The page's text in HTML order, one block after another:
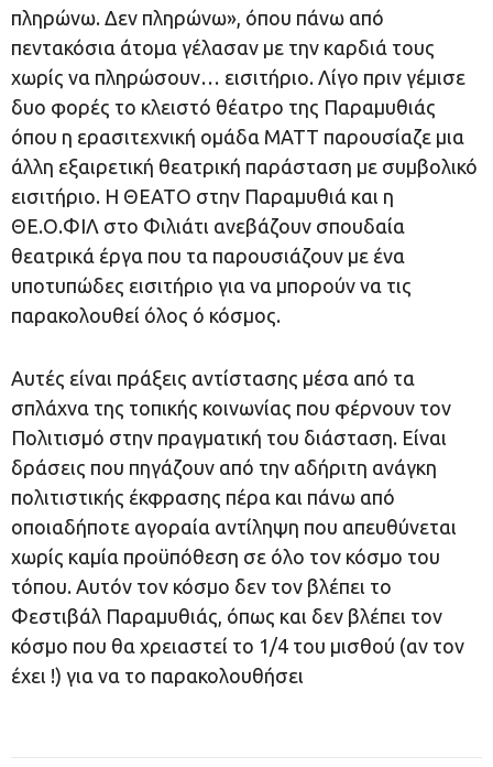
πληρώνω. Δεν πληρώνω», όπου πάνω από
πεντακόσια άτομα γέλασαν με την καρδιά τους
χωρίς να πληρώσουν… εισιτήριο. Λίγο πριν γέμισε
δυο φορές το κλειστό θέατρο της Παραμυθιάς
όπου η ερασιτεχνική ομάδα ΜΑΤΤ παρουσίαζε μια
άλλη εξαιρετική θεατρική παράσταση με συμβολικό
εισιτήριο. Η ΘΕΑΤΟ στην Παραμυθιά και η
ΘΕ.Ο.ΦΙΛ στο Φιλιάτι ανεβάζουν σπουδαία
θεατρικά έργα που τα παρουσιάζουν με ένα
υποτυπώδες εισιτήριο για να μπορούν να τις
παρακολουθεί όλος ό κόσμος.
Αυτές είναι πράξεις αντίστασης μέσα από τα
σπλάχνα της τοπικής κοινωνίας που φέρνουν τον
Πολιτισμό στην πραγματική του διάσταση. Είναι
δράσεις που πηγάζουν από την αδήριτη ανάγκη
πολιτιστικής έκφρασης πέρα και πάνω από
οποιαδήποτε αγοραία αντίληψη που απευθύνεται
χωρίς καμία προϋπόθεση σε όλο τον κόσμο του
τόπου. Αυτόν τον κόσμο δεν τον βλέπει το
Φεστιβάλ Παραμυθιάς, όπως και δεν βλέπει τον
κόσμο που θα χρειαστεί το 1/4 του μισθού (αν τον
έχει !) για να το παρακολουθήσει